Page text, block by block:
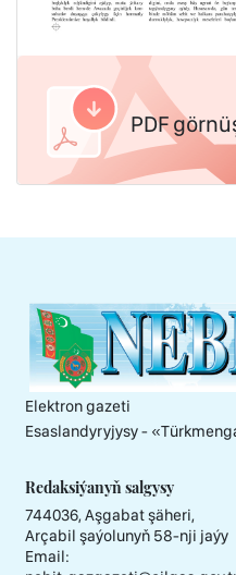
PDF
Elektron gazeti
Esaslandyryjysy -
Redaksiýanyň salgysy
744036, Aşgabat şäheri,
Arçabil şaýolunyň 58-nji jaýy
Email: